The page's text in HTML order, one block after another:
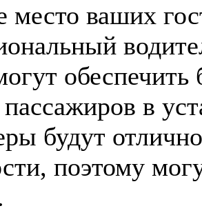
ваших
пассажиров в
будут
поэтому